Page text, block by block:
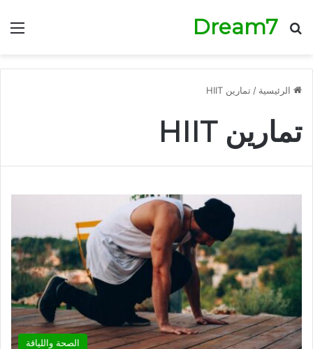
Dream7
بحث عن
الرئيسية / تمارين HIIT
تمارين HIIT
الصحة واللياقة